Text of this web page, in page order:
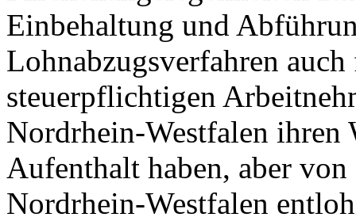
Einbehaltung und
Lohnabzugsverfahren
steuerpflichtigen
Nordrhein-Westfalen ihren
Aufenthalt haben, aber
Nordrhein-Westfalen